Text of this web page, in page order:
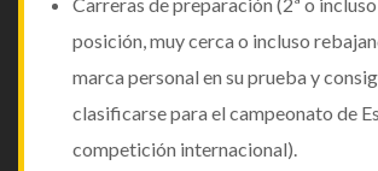
posición, muy cerca o incluso
marca personal en su prueba y
clasificarse para el campeonato de
competición internacional).